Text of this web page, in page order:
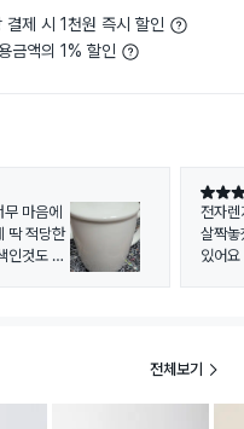
결제 시 1천원 즉시 할인
금액의 1% 할인
마음에
딱 적당한
인것도 좋
별점 5
전자렌
살짝놓
있어
전체보기